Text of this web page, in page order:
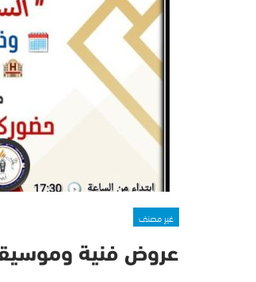
غير مصنف
عروض فنية